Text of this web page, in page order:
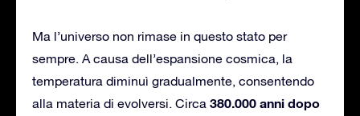
Ma l’universo non rimase in questo stato per
sempre. A causa dell’espansione cosmica, la
temperatura diminuì gradualmente, consentendo
alla materia di evolversi. Circa 380.000 anni dopo